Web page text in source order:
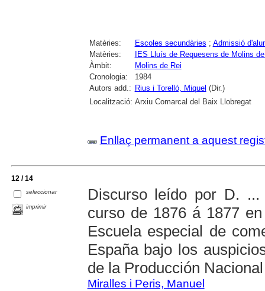
Matèries: Escoles secundàries ; Admissió
Matèries:
IES Lluís de Requesens de Molins
Àmbit:
Molins de Rei
Cronologia:
1984
Autors add.: Rius i Torelló, Miquel (Dir.)
Localització: Arxiu Comarcal del Baix Llobregat
Enllaç permanent a aquest
12 / 14
seleccionar
imprimir
Discurso leído por D.
curso de 1876 á 1877
Escuela especial de
España bajo los
de la Producción Nacional
Miralles i Peris, Manuel